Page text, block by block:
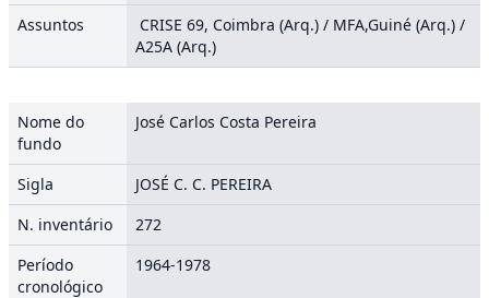
Assuntos
CRISE 69, Coimbra (Arq.) / MFA,Guiné (Arq.) /
A25A (Arq.)
Nome do
fundo
José Carlos Costa Pereira
Sigla
JOSÉ C. C. PEREIRA
N. inventário
272
Período
cronológico
1964-1978